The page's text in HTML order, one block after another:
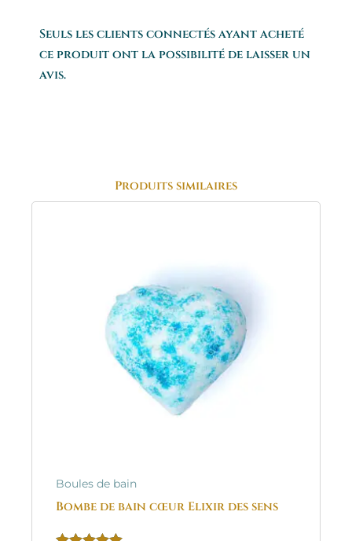
Seuls les clients connectés ayant acheté
ce produit ont la possibilité de laisser un
avis.
Produits similaires
Boules de bain
Bombe de bain cœur Elixir des sens